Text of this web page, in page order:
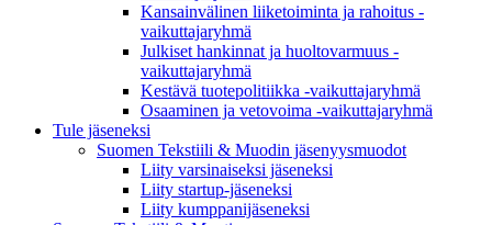
Kansainvälinen liiketoiminta ja rahoitus -
vaikuttajaryhmä
Julkiset hankinnat ja huoltovarmuus -
vaikuttajaryhmä
Kestävä tuotepolitiikka​ -vaikuttajaryhmä
Osaaminen ja vetovoima -vaikuttajaryhmä
Tule jäseneksi
Suomen Tekstiili & Muodin jäsenyysmuodot
Liity varsinaiseksi jäseneksi
Liity startup-jäseneksi
Liity kumppani­jäseneksi